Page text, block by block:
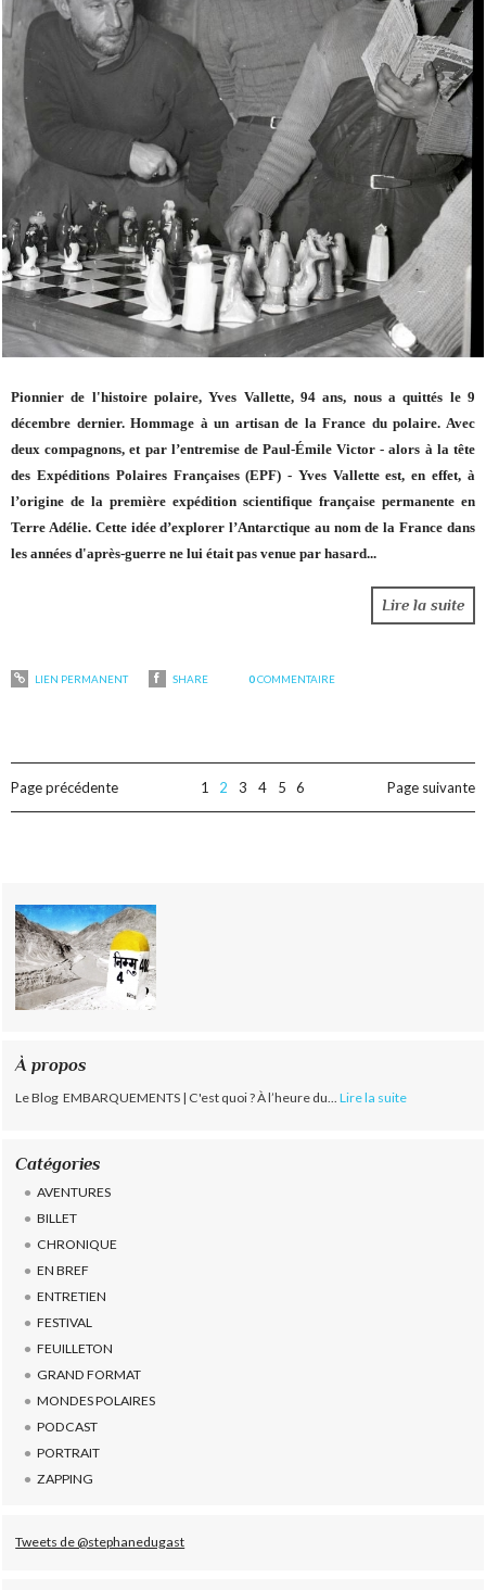
Pionnier de l'histoire polaire, Yves Vallette, 94 ans, nous a quittés le 9
décembre dernier. Hommage à un artisan de la France du polaire. Avec
deux compagnons, et par l’entremise de Paul-Émile Victor - alors à la tête
des Expéditions Polaires Françaises (EPF) - Yves Vallette est, en effet, à
l’origine de la première expédition scientifique française permanente en
Terre Adélie. Cette idée d’explorer l’Antarctique au nom de la France dans
les années d'après-guerre ne lui était pas venue par hasard...
Lire la suite
LIEN PERMANENT SHARE 0 COMMENTAIRE
Page précédente 1 2 3 4 5 6 Page suivante
À propos
Le Blog EMBARQUEMENTS | C'est quoi ? À l’heure du... Lire la suite
Catégories
AVENTURES
BILLET
CHRONIQUE
EN BREF
ENTRETIEN
FESTIVAL
FEUILLETON
GRAND FORMAT
MONDES POLAIRES
PODCAST
PORTRAIT
ZAPPING
Tweets de @stephanedugast